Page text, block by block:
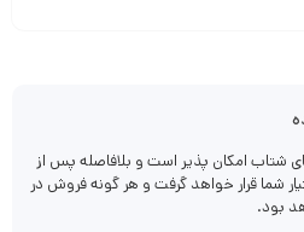
امکان پذیر است و بلافاصله پس از
شما قرار خواهد گرفت و هر گونه فروش در
بود.